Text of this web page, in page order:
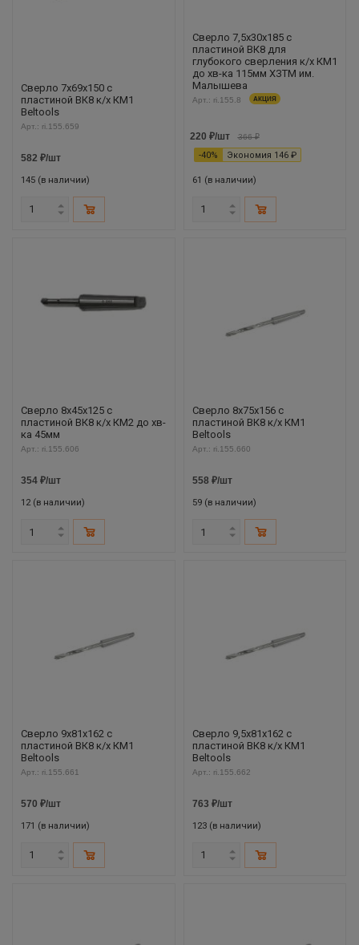
Сверло 7х69х150 с
пластиной ВК8 к/х КМ1
Beltools
Арт.: ri.155.659
582 ₽/шт
145 (в наличии)
Сверло 7,5х30х185 с
пластиной ВК8 для
глубокого сверления к/х КМ1
до хв-ка 115мм ХЗТМ им.
Малышева
Арт.: ri.155.8 АКЦИЯ
220 ₽/шт 366₽
-40% Экономия 146₽
61 (в наличии)
Сверло 8х45х125 с
пластиной ВК8 к/х КМ2 до хв-
ка 45мм
Арт.: ri.155.606
354 ₽/шт
12 (в наличии)
Сверло 8х75х156 с
пластиной ВК8 к/х КМ1
Beltools
Арт.: ri.155.660
558 ₽/шт
59 (в наличии)
Сверло 9х81х162 с
пластиной ВК8 к/х КМ1
Beltools
Арт.: ri.155.661
570 ₽/шт
171 (в наличии)
Сверло 9,5х81х162 с
пластиной ВК8 к/х КМ1
Beltools
Арт.: ri.155.662
763 ₽/шт
123 (в наличии)